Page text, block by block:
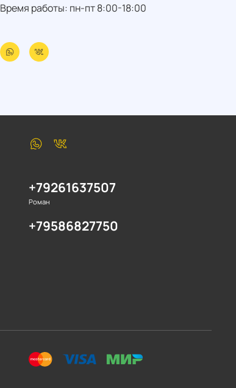
Время работы: пн-пт 8:00-18:00
+79261637507
Роман
+79586827750